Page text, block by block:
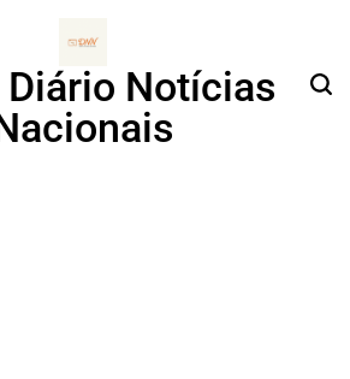
Diário Notícias